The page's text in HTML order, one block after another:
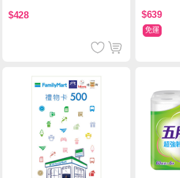
$428 $639
免運